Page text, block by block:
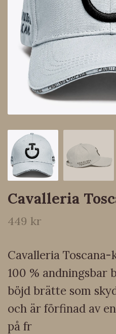
Cavalleria
449 kr
Cavalleria
100 % andningsbar
böjd brätte som
och är förfinad av
på fr